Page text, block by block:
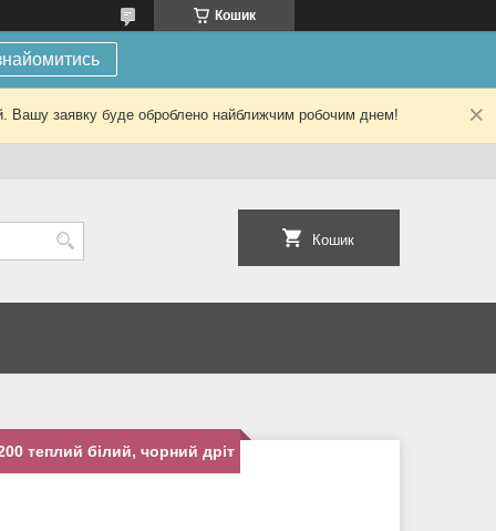
Кошик
Вашу заявку буде оброблено найближчим робочим днем!
Кошик
теплий білий, чорний дріт